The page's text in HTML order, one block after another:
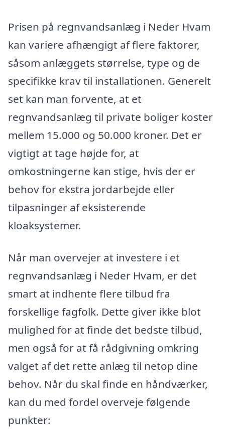
Prisen på regnvandsanlæg i Neder Hvam
kan variere afhængigt af flere faktorer,
såsom anlæggets størrelse, type og de
specifikke krav til installationen. Generelt
set kan man forvente, at et
regnvandsanlæg til private boliger koster
mellem 15.000 og 50.000 kroner. Det er
vigtigt at tage højde for, at
omkostningerne kan stige, hvis der er
behov for ekstra jordarbejde eller
tilpasninger af eksisterende
kloaksystemer.
Når man overvejer at investere i et
regnvandsanlæg i Neder Hvam, er det
smart at indhente flere tilbud fra
forskellige fagfolk. Dette giver ikke blot
mulighed for at finde det bedste tilbud,
men også for at få rådgivning omkring
valget af det rette anlæg til netop dine
behov. Når du skal finde en håndværker,
kan du med fordel overveje følgende
punkter: